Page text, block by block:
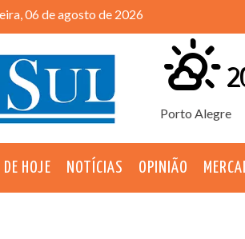
06 de agosto de 2026
Porto Alegre
DE HOJE NOTÍCIAS OPINIÃO